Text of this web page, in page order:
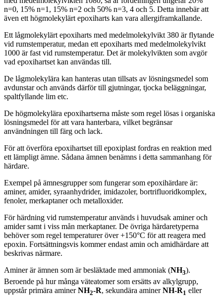
n=0, 15% n=1, 15% n=2 och 50% n=3, 4 och 5. Detta innebär att
även ett högmolekylärt epoxiharts kan vara allergiframkallande.
Ett lågmolekylärt epoxiharts med medelmolekylvikt 380 är flytande
vid rumstemperatur, medan ett epoxiharts med medelmolekylvikt
1000 är fast vid rumstemperatur. Det är molekylvikten som avgör
vad epoxihartset kan användas till.
De lågmolekylära kan hanteras utan tillsats av lösningsmedel som
avdunstar och används därför till gjutningar, tjocka beläggningar,
spaltfyllande lim etc.
De högmolekylära epoxihartserna måste som regel lösas i organiska
lösningsmedel för att vara hanterbara, vilket begränsar
användningen till färg och lack.
För att överföra epoxihartset till epoxiplast fordras en reaktion med
ett lämpligt ämne. Sådana ämnen benämns i detta sammanhang för
härdare.
Exempel på ämnesgrupper som fungerar som epoxihärdare är:
aminer, amider, syraanhydrider, imidazoler, bortrifluoridkomplex,
fenoler, merkaptaner och metalloxider.
För härdning vid rumstemperatur används i huvudsak aminer och
amider samt i viss mån merkaptaner. De övriga härdaretyperna
behöver som regel temperaturer över +150°C för att reagera med
epoxin. Fortsättningsvis kommer endast amin och amidhärdare att
beskrivas närmare.
Aminer är ämnen som är besläktade med ammoniak (NH3).
Beroende på hur många väteatomer som ersätts av alkylgrupp,
uppstår primära aminerNH2-R, sekundära aminerNH-R1 eller